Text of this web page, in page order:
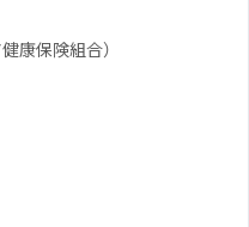
康保険組合）